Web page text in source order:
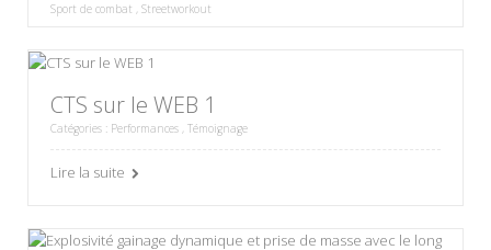
Sport de combat Streetworkout
CTS sur le WEB 1
Catégories : Performances Témoignage
Lire la suite